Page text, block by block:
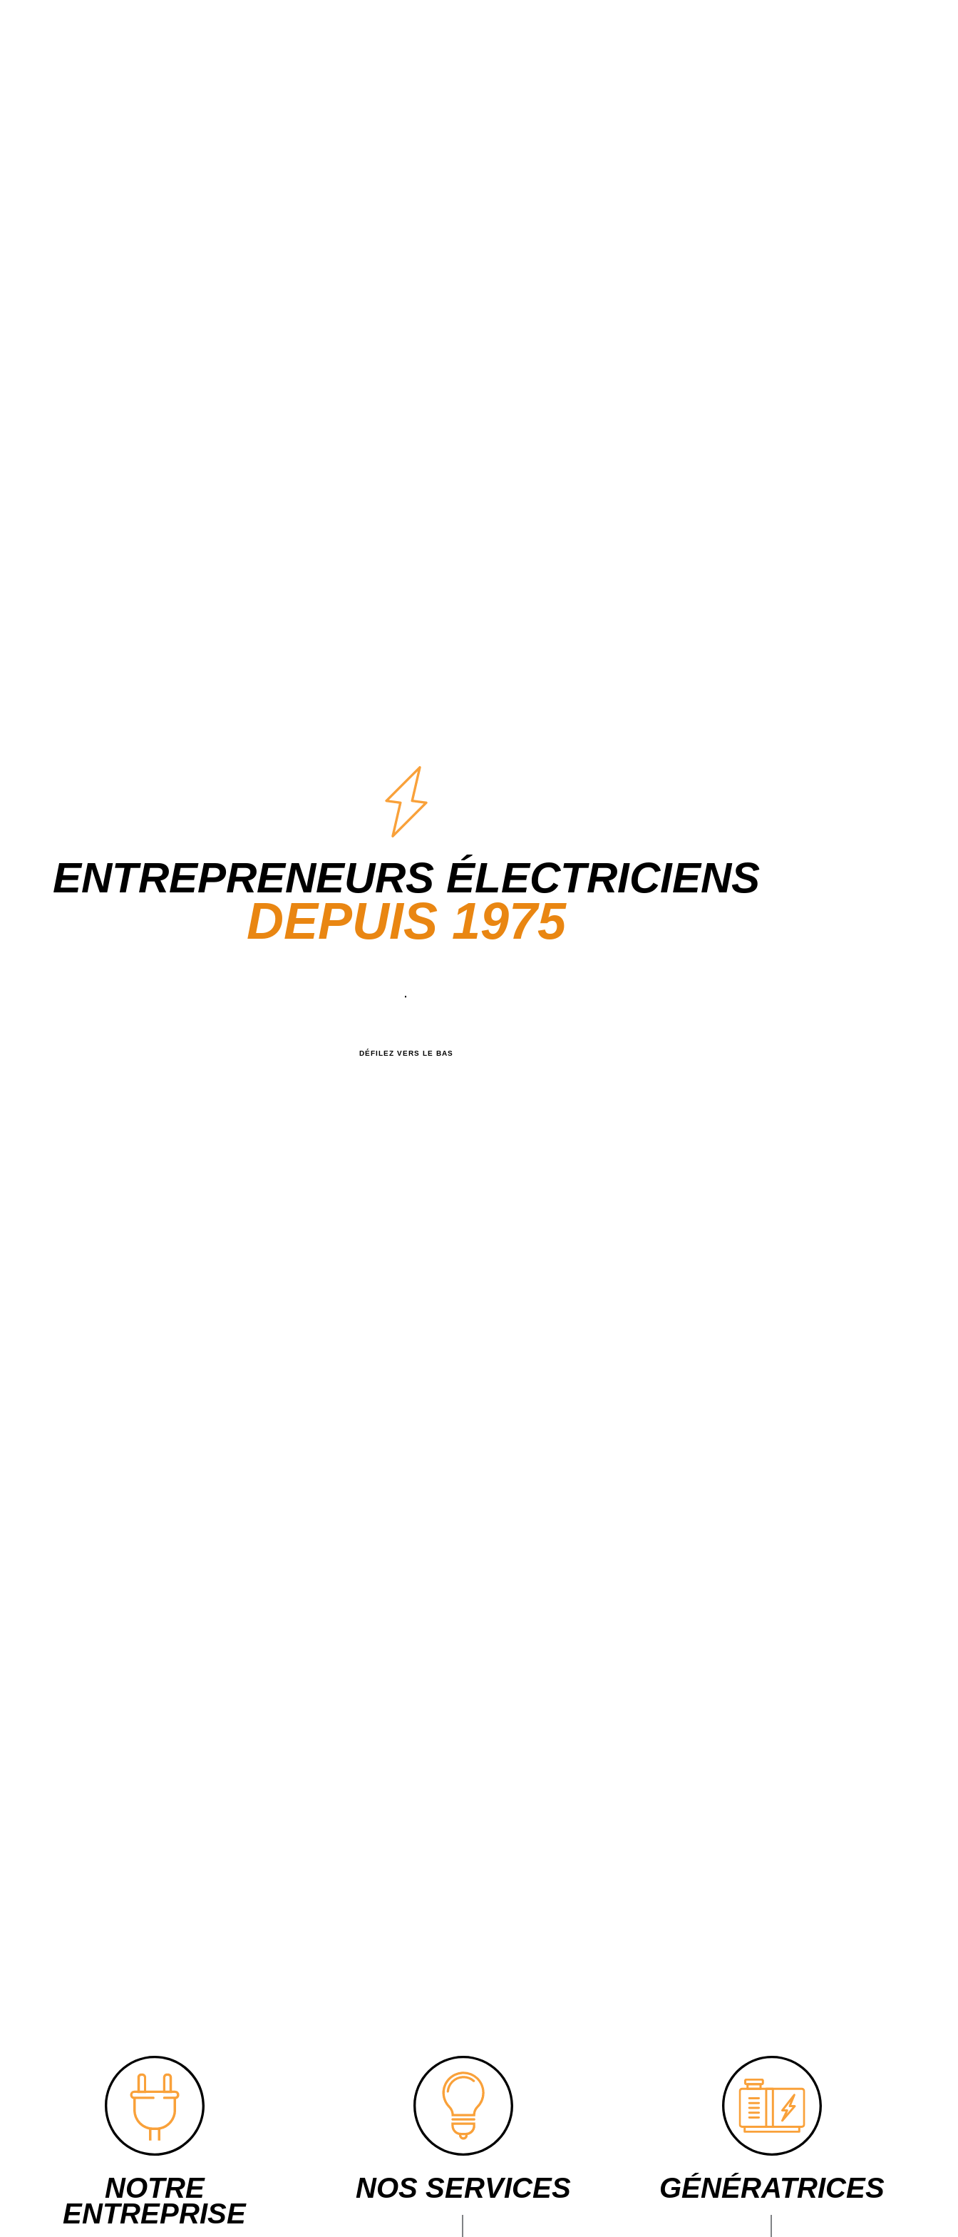
ENTREPRENEURS ÉLECTRICIENS
DEPUIS 1975
DÉFILEZ VERS LE BAS
NOTRE
ENTREPRISE
NOS SERVICES GÉNÉRATRICES